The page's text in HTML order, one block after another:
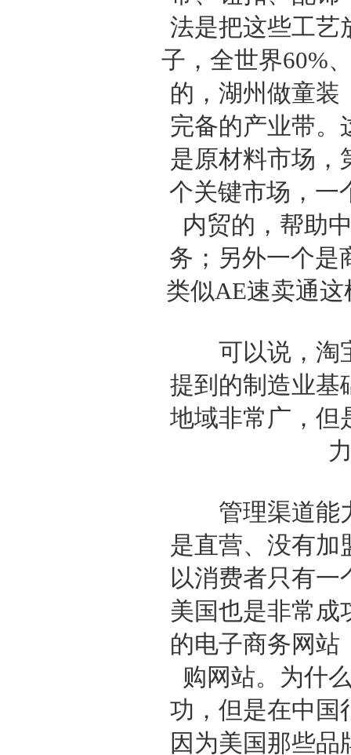
法是把这些工艺
子，全世界60%
的，湖州做童装
完备的产业带。
是原材料市场，
个关键市场，一
内贸的，帮助
务；另外一个是
类似AE速卖通
可以说，淘宝
提到的制造业基
地域非常广，但
管理渠道能力
是直营、没有加
以消费者只有一
美国也是非常成
的电子商务网站
购网站。为什
功，但是在中国
因为美国那些